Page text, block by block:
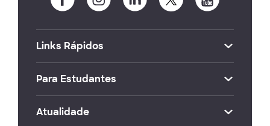
Links Rápidos
Para Estudantes
Atualidade